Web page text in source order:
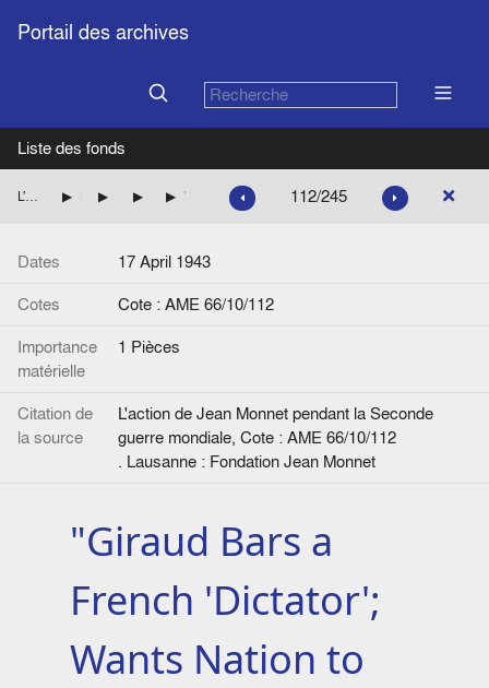
Portail des archives
Liste des fonds
L'action de Jean Monnet pendant la Seconde guerre mondiale La mission de Jean Monnet à Washington pour le compte des autorités françaises Coupures de presse relatives à la période de la guerre
Les questions françaises dans la presse américaine
112/245
Dates
17 April 1943
Cotes
Cote : AME 66/10/112
Importance
matérielle
1 Pièces
Citation de
la source
L'action de Jean Monnet pendant la Seconde
guerre mondiale, Cote : AME 66/10/112
. Lausanne : Fondation Jean Monnet
"Giraud Bars a
French 'Dictator';
Wants Nation to